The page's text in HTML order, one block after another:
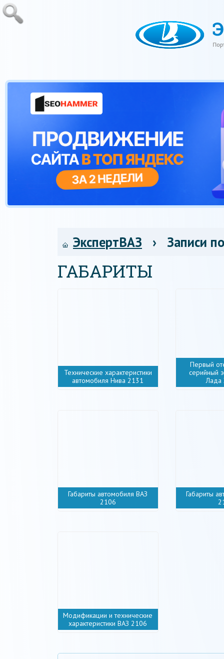
ЭкспертВАЗ › Записи
ГАБАРИТЫ
Технические характеристики
автомобиля Нива 2131
Первый
серийный
Лада
Габариты автомобиля ВАЗ
2106
Габариты
Модификации и технические
характеристики ВАЗ 2106